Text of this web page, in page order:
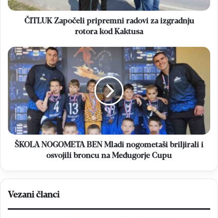
Kaktusa
ČITLUK Započeli pripremni radovi za izgradnju
rotora kod Kaktusa
ŠKOLA
NOGOMETA
BEN
Mladi
nogometaši
briljirali
osvojili
broncu
ŠKOLA NOGOMETA BEN Mladi nogometaši briljirali i
osvojili broncu na Međugorje Cupu
Vezani članci